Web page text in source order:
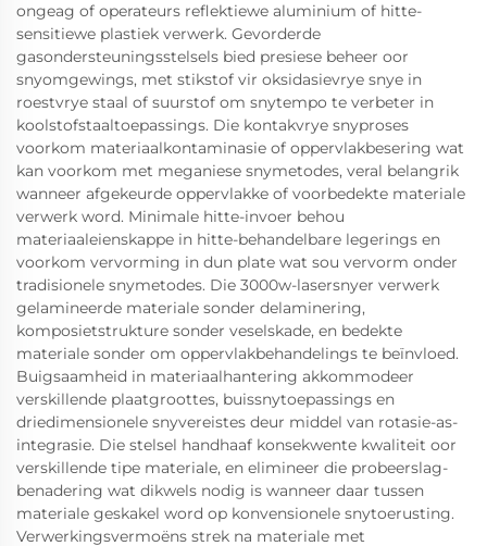
ongeag of operateurs reflektiewe aluminium of hitte-
sensitiewe plastiek verwerk. Gevorderde
gasondersteuningsstelsels bied presiese beheer oor
snyomgewings, met stikstof vir oksidasievrye snye in
roestvrye staal of suurstof om snytempo te verbeter in
koolstofstaaltoepassings. Die kontakvrye snyproses
voorkom materiaalkontaminasie of oppervlakbesering wat
kan voorkom met meganiese snymetodes, veral belangrik
wanneer afgekeurde oppervlakke of voorbedekte materiale
verwerk word. Minimale hitte-invoer behou
materiaaleienskappe in hitte-behandelbare legerings en
voorkom vervorming in dun plate wat sou vervorm onder
tradisionele snymetodes. Die 3000w-lasersnyer verwerk
gelamineerde materiale sonder delaminering,
komposietstrukture sonder veselskade, en bedekte
materiale sonder om oppervlakbehandelings te beïnvloed.
Buigsaamheid in materiaalhantering akkommodeer
verskillende plaatgroottes, buissnytoepassings en
driedimensionele snyvereistes deur middel van rotasie-as-
integrasie. Die stelsel handhaaf konsekwente kwaliteit oor
verskillende tipe materiale, en elimineer die probeerslag-
benadering wat dikwels nodig is wanneer daar tussen
materiale geskakel word op konvensionele snytoerusting.
Verwerkingsvermoëns strek na materiale met